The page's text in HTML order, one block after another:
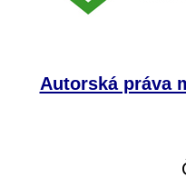
Autorská práva